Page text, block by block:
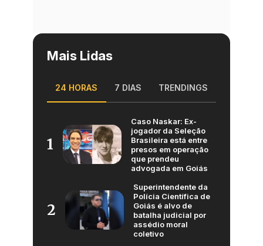
Mais Lidas
24 HORAS 7 DIAS TRENDINGS
1
Caso Naskar: Ex-
jogador da Seleção
Brasileira está entre
presos em operação
que prendeu
advogada em Goiás
2
Superintendente da
Polícia Científica de
Goiás é alvo de
batalha judicial por
assédio moral
coletivo